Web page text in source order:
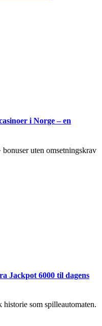
i Norge – en
uten omsetningskrav
Jackpot 6000 til dagens
som spilleautomaten.